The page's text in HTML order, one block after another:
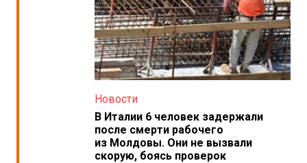
Новости
В Италии 6 человек задержали
после смерти рабочего
из Молдовы. Они не вызвали
скорую, боясь проверок